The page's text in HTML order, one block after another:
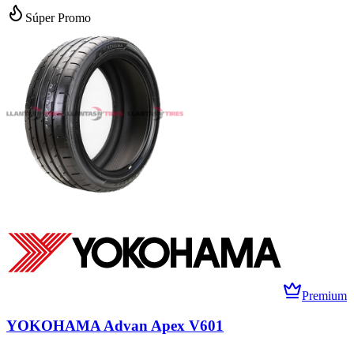
Súper Promo
Premium
YOKOHAMA Advan Apex V601